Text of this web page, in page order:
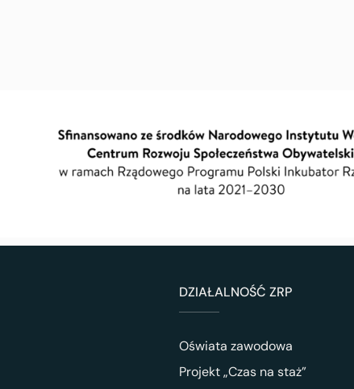
DZIAŁALNOŚĆ ZRP
Oświata zawodowa
Projekt „Czas na staż”